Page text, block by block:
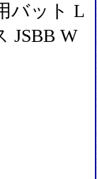
バット L
JSBB W